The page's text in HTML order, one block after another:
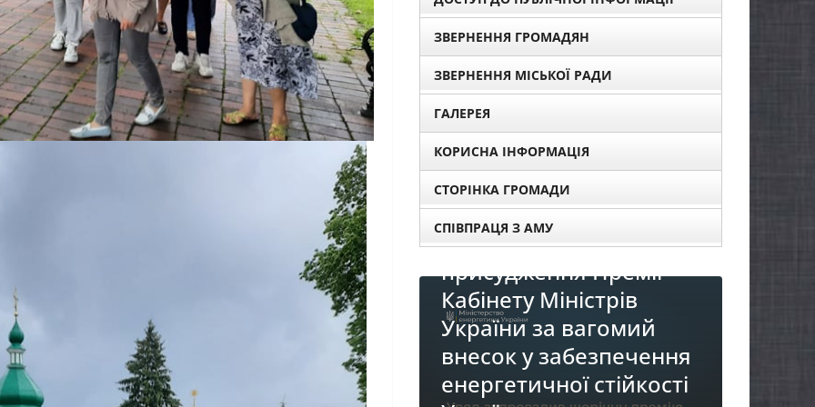
ЗВЕРНЕННЯ ГРОМАДЯН
ЗВЕРНЕННЯ МІСЬКОЇ РАДИ
ГАЛЕРЕЯ
КОРИСНА ІНФОРМАЦІЯ
СТОРІНКА ГРОМАДИ
СПІВПРАЦЯ З АМУ
Оголошення про
прийом документів для
присудження Премії
Кабінету Міністрів
України за вагомий
внесок у забезпечення
енергетичної стійкості
НОВИНИ
До уваги представників
бізнесу!